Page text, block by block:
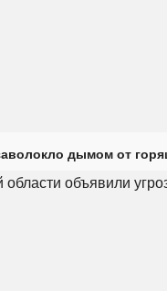
дымом от